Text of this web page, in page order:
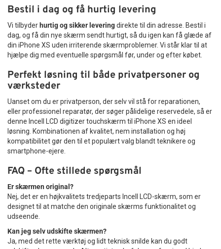
Bestil i dag og få hurtig levering
Vi tilbyder hurtig og sikker leveringdirekte til din adresse. Bestil i
dag, og få din nye skærm sendt hurtigt, så du igen kan få glæde af
din iPhone XS uden irriterende skærmproblemer. Vi står klar til at
hjælpe dig med eventuelle spørgsmål før, under og efter købet.
Perfekt løsning til både privatpersoner og
værksteder
Uanset om du er privatperson, der selv vil stå for reparationen,
eller professionel reparatør, der søger pålidelige reservedele, så er
denne Incell LCD digitizer touchskærm til iPhone XS en ideel
løsning. Kombinationen af kvalitet, nem installation og høj
kompatibilitet gør den til et populært valg blandt teknikere og
smartphone-ejere.
FAQ – Ofte stillede spørgsmål
Er skærmen original?
Nej, det er en højkvalitets tredjeparts Incell LCD-skærm, som er
designet til at matche den originale skærms funktionalitet og
udseende.
Kan jeg selv udskifte skærmen?
Ja, med det rette værktøj og lidt teknisk snilde kan du godt